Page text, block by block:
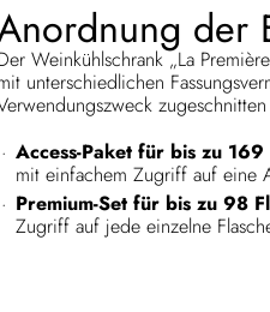
der
Weinkühlschrank „La
unterschiedlichen
Access-Paket für bis zu
mit einfachem Zugriff auf eine
Premium-Set für bis zu 98
Zugriff auf jede einzelne